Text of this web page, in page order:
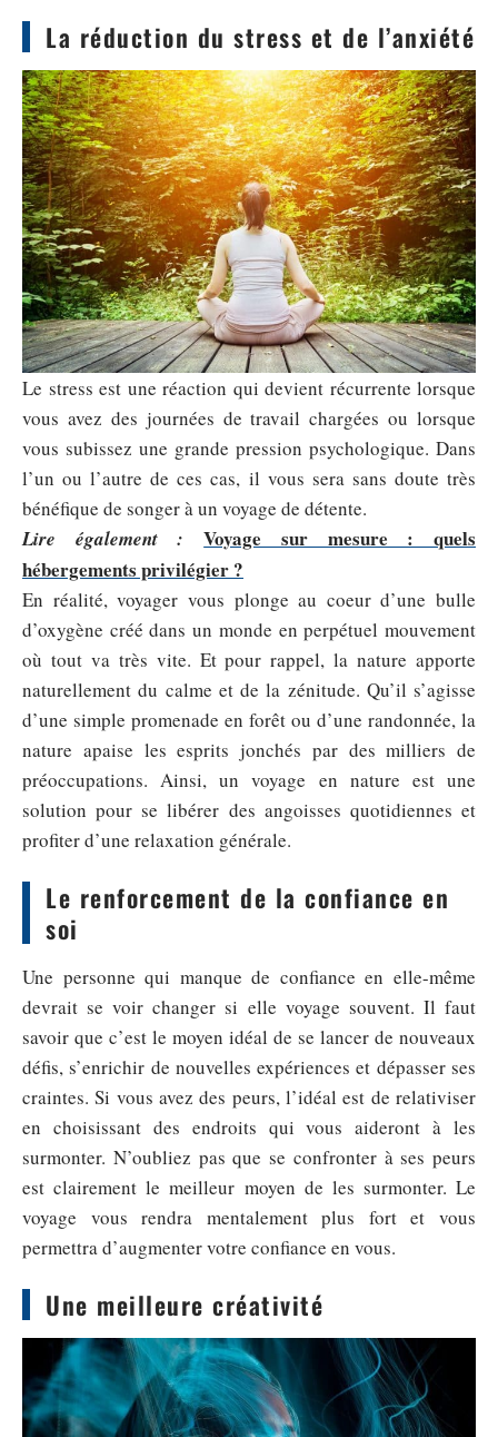
La réduction du stress et de l’anxiété
Le stress est une réaction qui devient récurrente lorsque
vous avez des journées de travail chargées ou lorsque
vous subissez une grande pression psychologique. Dans
l’un ou l’autre de ces cas, il vous sera sans doute très
bénéfique de songer à un voyage de détente.
Lire également :
Voyage sur mesure : quels
hébergements privilégier ?
En réalité, voyager vous plonge au coeur d’une bulle
d’oxygène créé dans un monde en perpétuel mouvement
où tout va très vite. Et pour rappel, la nature apporte
naturellement du calme et de la zénitude. Qu’il s’agisse
d’une simple promenade en forêt ou d’une randonnée, la
nature apaise les esprits jonchés par des milliers de
préoccupations. Ainsi, un voyage en nature est une
solution pour se libérer des angoisses quotidiennes et
profiter d’une relaxation générale.
Le renforcement de la confiance en
soi
Une personne qui manque de confiance en elle-même
devrait se voir changer si elle voyage souvent. Il faut
savoir que c’est le moyen idéal de se lancer de nouveaux
défis, s’enrichir de nouvelles expériences et dépasser ses
craintes. Si vous avez des peurs, l’idéal est de relativiser
en choisissant des endroits qui vous aideront à les
surmonter. N’oubliez pas que se confronter à ses peurs
est clairement le meilleur moyen de les surmonter. Le
voyage vous rendra mentalement plus fort et vous
permettra d’augmenter votre confiance en vous.
Une meilleure créativité